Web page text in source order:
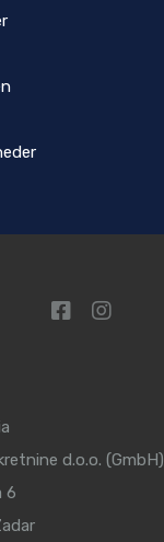
d.o.o. (GmbH)
6